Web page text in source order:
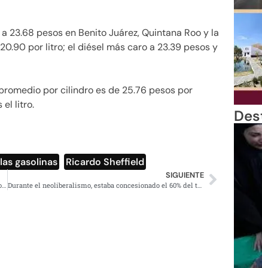
23.68 pesos en Benito Juárez, Quintana Roo y la
por litro; el diésel más caro a 23.39 pesos y
por cilindro es de 25.76 pesos por
el litro.
gasolinas Ricardo Sheffield
SIGUIENTE
Durante el neoliberalismo, estaba concesionado el 60% del territorio nacional: López Obrador